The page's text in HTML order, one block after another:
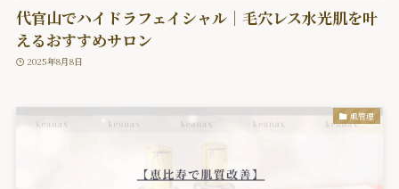
代官山でハイドラフェイシャル｜毛穴レス水光肌を叶
えるおすすめサロン
2025年8月8日
肌管理